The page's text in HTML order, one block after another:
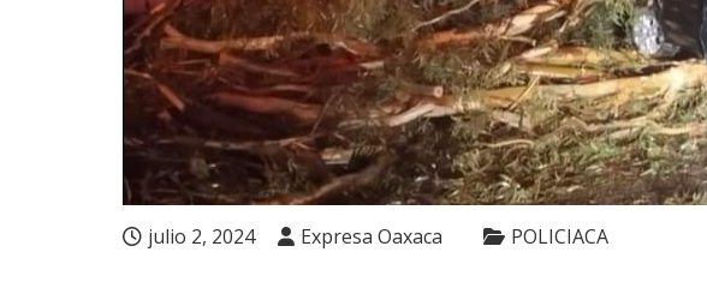
julio 2, 2024 Expresa Oaxaca POLICIACA